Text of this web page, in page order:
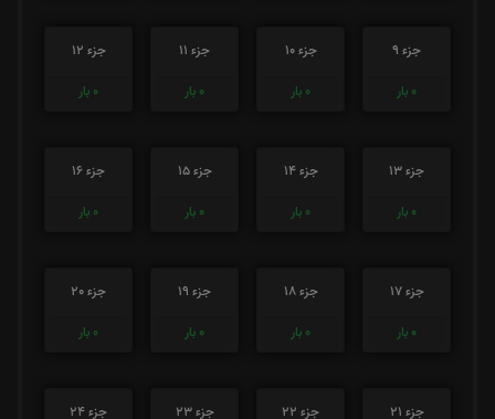
جزء 9
0 بار
جزء 10
0 بار
جزء 11
0 بار
جزء 12
0 بار
جزء 13
0 بار
جزء 14
0 بار
جزء 15
0 بار
جزء 16
0 بار
جزء 17
0 بار
جزء 18
0 بار
جزء 19
0 بار
جزء 20
0 بار
جزء 21
جزء 22
جزء 23
جزء 24